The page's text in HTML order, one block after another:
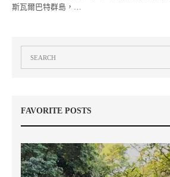
斯瓦爾巴特群島，…
FAVORITE POSTS